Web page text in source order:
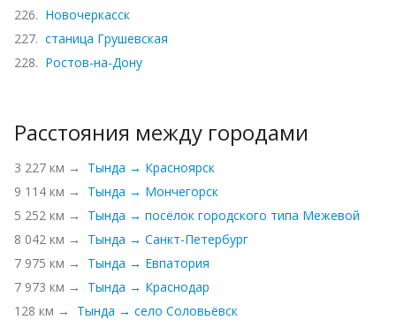
226. Новочеркасск
227. станица Грушевская
228. Ростов-на-Дону
Расстояния между городами
3 227 км →
Тында → Красноярск
9 114 км →
Тында → Мончегорск
5 252 км →
Тында → посёлок городского типа Межевой
8 042 км →
Тында → Санкт-Петербург
7 975 км →
Тында → Евпатория
7 973 км →
Тында → Краснодар
128 км →
Тында → село Соловьёвск